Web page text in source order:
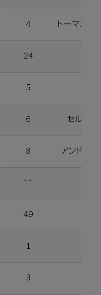
4 トーマス
24
5
6 セルジ
8 アンドレ
11
49
1
3